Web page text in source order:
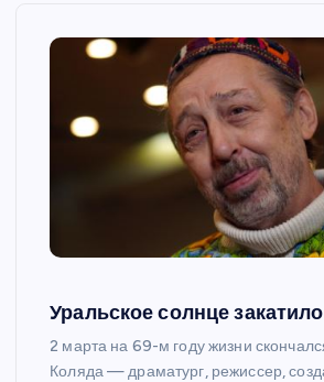
Уральское солнце
2 марта на 69-м году жизни
Коляда — драматург, режиссер,